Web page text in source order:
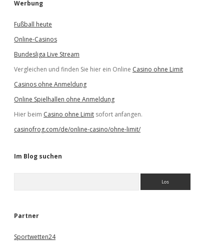
Werbung
Fußball heute
Online-Casinos
Bundesliga Live Stream
Vergleichen und finden Sie hier ein Online Casino ohne Limit
Casinos ohne Anmeldung
Online Spielhallen ohne Anmeldung
Hier beim Casino ohne Limit sofort anfangen.
casinofrog.com/de/online-casino/ohne-limit/
Im Blog suchen
e
Partner
Sportwetten24